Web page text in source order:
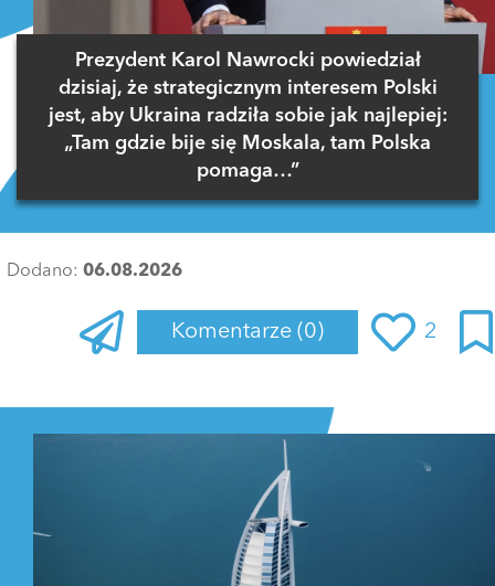
Prezydent Karol Nawrocki powiedział
dzisiaj, że strategicznym interesem Polski
jest, aby Ukraina radziła sobie jak najlepiej:
„Tam gdzie bije się Moskala, tam Polska
pomaga…”
Dodano: 06.08.2026
Komentarze (0) 2